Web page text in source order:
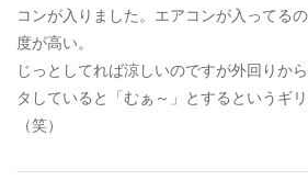
コンが入りました。エアコンが入ってる
度が高い。
じっとしてれば涼しいのですが外回りか
タしていると「むぁ～」とするというギ
（笑）